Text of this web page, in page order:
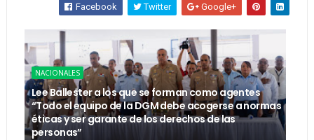
Facebook Twitter Google+
NACIONALES
Lee Ballester a los que se forman como agentes
“Todo el equipo de la DGM debe acogerse a normas
éticas y ser garante de los derechos de las
personas”